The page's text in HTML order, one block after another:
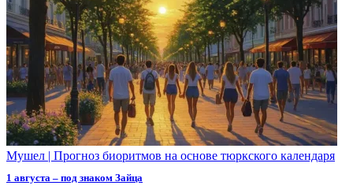
Мушел | Прогноз биоритмов на основе тюркского календаря
1 августа – под знаком Зайца